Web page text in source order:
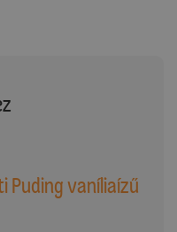
Puding vaníliaízű